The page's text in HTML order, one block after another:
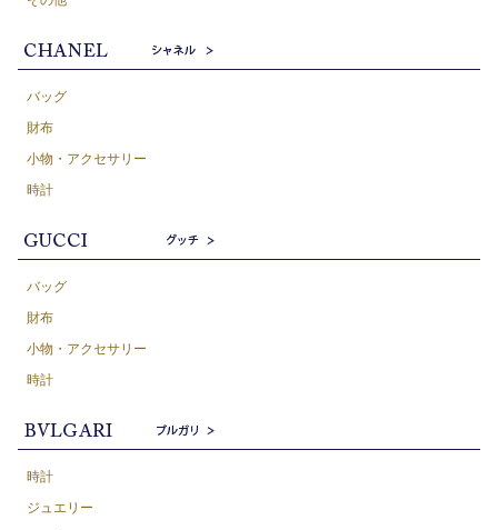
バッグ
財布
小物・アクセサリー
時計
バッグ
財布
小物・アクセサリー
時計
時計
ジュエリー